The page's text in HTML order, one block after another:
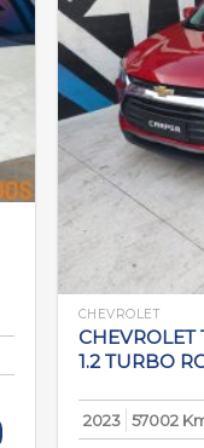
CHEVROLET
CHEVROLET
1.2 TURBO
2023 57002